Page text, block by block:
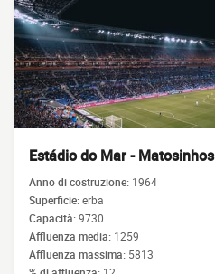
Estádio do Mar - Matosinhos
Anno di costruzione: 1964
Superficie:erba
Capacità:9730
Affluenza media: 1259
Affluenza massima: 5813